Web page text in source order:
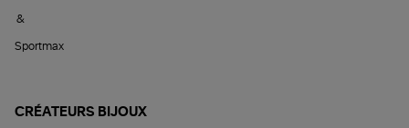
&
Sportmax
CRÉATEURS BIJOUX